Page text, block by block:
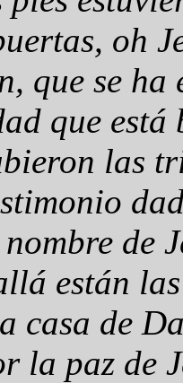
oh
que se ha
que
las
de
están
casa de
la paz de